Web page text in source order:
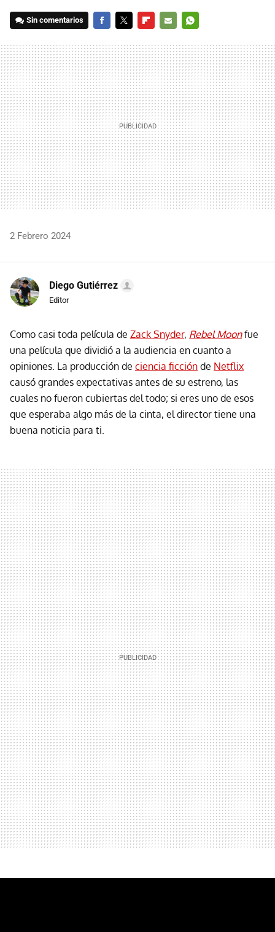
Sin comentarios
MAIL
2 Febrero 2024
Diego Gutiérrez
Editor
Como casi toda película de Zack Snyder, Rebel Moonfue
una película que dividió a la audiencia en cuanto a
opiniones. La producción de ciencia ficción de Netflix
causó grandes expectativas antes de su estreno, las
cuales no fueron cubiertas del todo; si eres uno de esos
que esperaba algo más de la cinta, el director tiene una
buena noticia para ti.